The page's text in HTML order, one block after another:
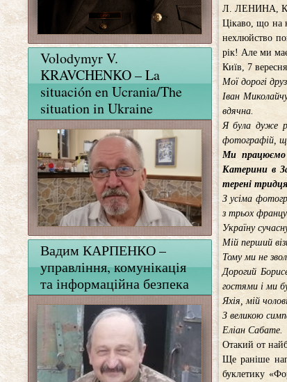
Volodymyr V.
KRAVCHENKO – La
situación en Ucrania/The
situation in Ukraine
Вадим КАРПЕНКО –
управління, комунікація
та інформаційна безпека
Л. ЛЕНИНА,
Цікаво, що на
нехлюйство
рік! Але ми
Київ, 7
Мої дорогі
Іван
вдячна.
Я була дуже
фотографій,
Ми працюємо
Катерини в
терені
З усіма
з трьох
Україну
Мій перший
Тому ми не
Дорогий
гостями і ми
Яхія, мій
З великою
Еліан Сабате.
Отакий от
Ще раніше
буклетику